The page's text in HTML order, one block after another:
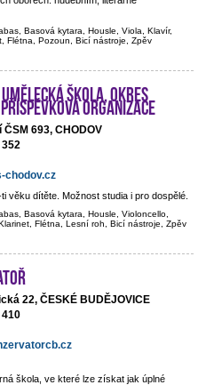
Basová kytara, Housle, Viola, Klavír,
Flétna, Pozoun, Bicí nástroje, Zpěv
škola, okres
organizace
ČSM 693, CHODOV
chodov.cz
věku dítěte. Možnost studia i pro dospělé.
Basová kytara, Housle, Violoncello,
Flétna, Lesní roh, Bicí nástroje, Zpěv
22, ČESKÉ BUDĚJOVICE
škola, ve které lze získat jak úplné